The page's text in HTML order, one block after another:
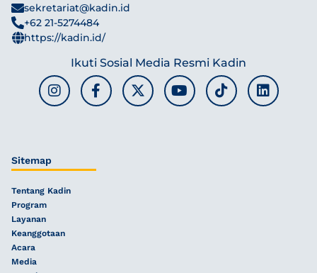
sekretariat@kadin.id
+62 21-5274484
https://kadin.id/
Ikuti Sosial Media Resmi Kadin
Sitemap
Tentang Kadin
Program
Layanan
Keanggotaan
Acara
Media